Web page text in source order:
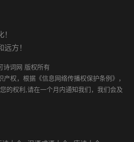
方！
诗词网 版权所有
权，根据《信息网络传播权保护条例》，
的权利,请在一个月内通知我们，我们会及